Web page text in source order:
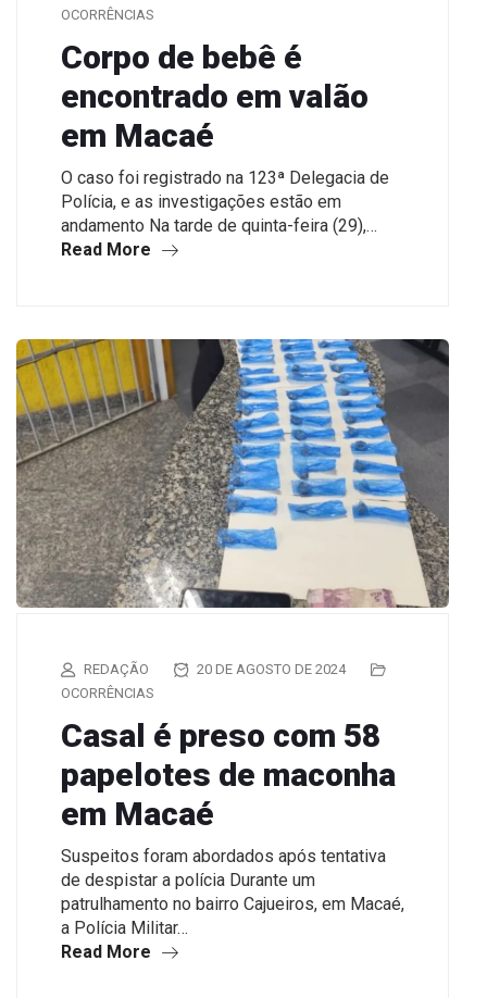
OCORRÊNCIAS
Corpo de bebê é
encontrado em valão
em Macaé
O caso foi registrado na 123ª Delegacia de
Polícia, e as investigações estão em
andamento Na tarde de quinta-feira (29),…
Read More
REDAÇÃO
20 DE AGOSTO DE 2024
OCORRÊNCIAS
Casal é preso com 58
papelotes de maconha
em Macaé
Suspeitos foram abordados após tentativa
de despistar a polícia Durante um
patrulhamento no bairro Cajueiros, em Macaé,
a Polícia Militar…
Read More